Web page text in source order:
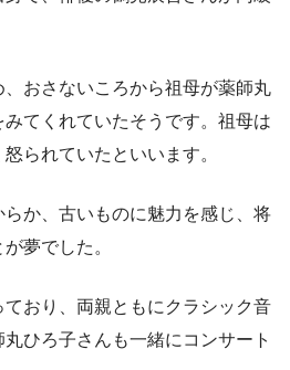
おさないころから祖母が薬師丸
てくれていたそうです。祖母は
られていたといいます。
か、古いものに魅力を感じ、将
夢でした。
おり、両親ともにクラシック音
ひろ子さんも一緒にコンサート